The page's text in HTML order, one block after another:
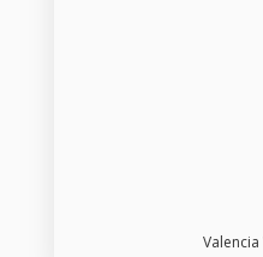
Valencia